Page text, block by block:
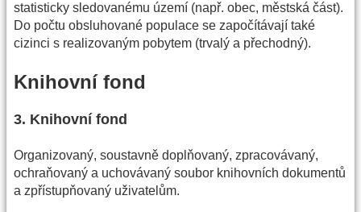
statisticky sledovanému území (např. obec, městská část).
Do počtu obsluhované populace se započítávají také
cizinci s realizovaným pobytem (trvalý a přechodný).
Knihovní fond
3. Knihovní fond
Organizovaný, soustavně doplňovaný, zpracovávaný,
ochraňovaný a uchovávaný soubor knihovních dokumentů
a zpřístupňovaný uživatelům.